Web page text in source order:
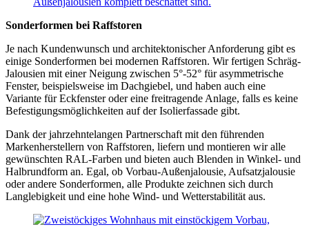
Sonderformen bei Raffstoren
Je nach Kundenwunsch und architektonischer Anforderung gibt es
einige Sonderformen bei modernen Raffstoren. Wir fertigen Schräg-
Jalousien mit einer Neigung zwischen 5°-52° für asymmetrische
Fenster, beispielsweise im Dachgiebel, und haben auch eine
Variante für Eckfenster oder eine freitragende Anlage, falls es keine
Befestigungsmöglichkeiten auf der Isolierfassade gibt.
Dank der jahrzehntelangen Partnerschaft mit den führenden
Markenherstellern von Raffstoren, liefern und montieren wir alle
gewünschten RAL-Farben und bieten auch Blenden in Winkel- und
Halbrundform an. Egal, ob Vorbau-Außenjalousie, Aufsatzjalousie
oder andere Sonderformen, alle Produkte zeichnen sich durch
Langlebigkeit und eine hohe Wind- und Wetterstabilität aus.